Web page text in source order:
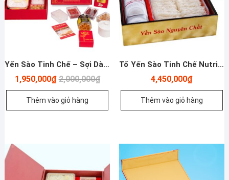
Yến Sào Tinh Chế – Sợi Dài Thượng Hạng – 50g
2,000,000₫Giá
gốc
là:
1,950,000₫
Giá
hiện
tại
1,950,000₫.
Thêm vào giỏ hàng
Tổ Yến Sào Tinh Chế Nutrinest – 100g
4,450,000₫
Thêm vào giỏ hàng